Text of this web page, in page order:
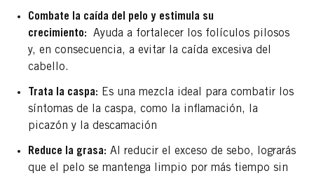
Combate la caída del pelo y estimula su
crecimiento:
Ayuda a fortalecer los folículos pilosos
y, en consecuencia, a evitar la caída excesiva del
cabello.
Trata la caspa: Es una mezcla ideal para combatir los
síntomas de la caspa, como la inflamación, la
picazón y la descamación
Reduce la grasa: Al reducir el exceso de sebo, lograrás
que el pelo se mantenga limpio por más tiempo sin